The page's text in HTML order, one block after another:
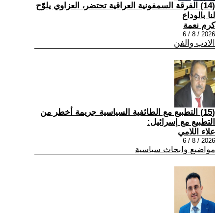
(14) الفرقة السمفونية العراقية تحتضر، العزاوي يلوّح
لنا بالوداع
كرم نعمة
2026 / 8 / 6
الادب والفن
(15) التطبيع مع الطائفية السياسية جريمة أخطر من
التطبيع مع إسرائيل:
علاء اللامي
2026 / 8 / 6
مواضيع وابحاث سياسية